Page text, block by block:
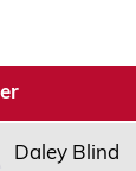
Daley Blind